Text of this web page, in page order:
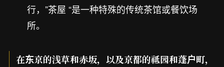
行，”茶屋 “是一种特殊的传统茶馆或餐饮场
所。
在东京的浅草和赤坂，以及京都的祗园和蓬户町，